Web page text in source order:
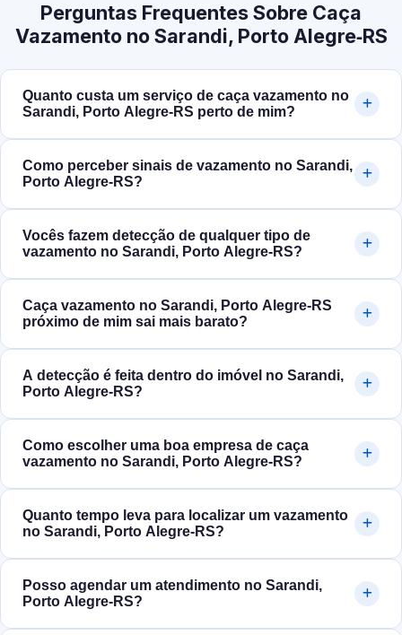
Perguntas Frequentes Sobre Caça
Vazamento no Sarandi, Porto Alegre‑RS
Quanto custa um serviço de caça vazamento no
Sarandi, Porto Alegre‑RS perto de mim?
Como perceber sinais de vazamento no Sarandi,
Porto Alegre‑RS?
Vocês fazem detecção de qualquer tipo de
vazamento no Sarandi, Porto Alegre‑RS?
Caça vazamento no Sarandi, Porto Alegre‑RS
próximo de mim sai mais barato?
A detecção é feita dentro do imóvel no Sarandi,
Porto Alegre‑RS?
Como escolher uma boa empresa de caça
vazamento no Sarandi, Porto Alegre‑RS?
Quanto tempo leva para localizar um vazamento
no Sarandi, Porto Alegre‑RS?
Posso agendar um atendimento no Sarandi,
Porto Alegre‑RS?